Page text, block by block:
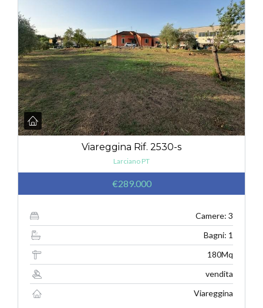
Viareggina Rif. 2530-s
Larciano PT
€289.000
Camere: 3
Bagni: 1
180Mq
vendita
Viareggina